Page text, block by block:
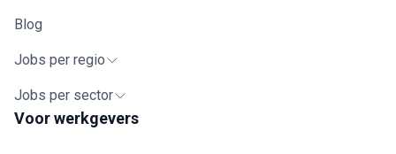
Blog
Jobs per regio
Jobs per sector
Voor werkgevers